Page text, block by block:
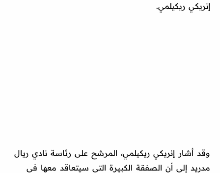
إنريكي ريكيلمي.
وقد أشار إنريكي ريكيلمي، المرشح على رئاسة نادي ريال
مدريد إلى أن الصفقة الكبيرة التي سيتعاقد معها في